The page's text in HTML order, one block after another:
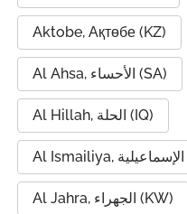
Aktobe, Ақтөбе (KZ)
Al Ahsa, الأحساء (SA)
Al Hillah, الحلة (IQ)
Al Jahra, الجهراء (KW)